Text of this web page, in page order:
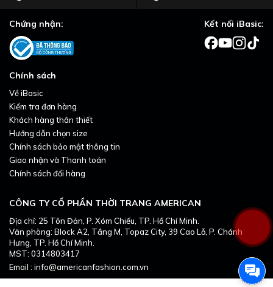
CÔNG TY CỔ PHẦN THỜI TRANG AMERICAN
Địa chỉ: 25 Tôn Đản, P. Xóm Chiếu, TP. Hồ Chí Minh.
Văn phòng: Block A2, Tầng M, Topaz City, 39 Cao Lỗ, P. Chánh
Hưng, TP. Hồ Chí Minh.
MST: 0314803417
Email : info@americanfashion.com.vn
Chính sách
Về iBasic
Kiểm tra đơn hàng
Khách hàng thân thiết
Hướng dẫn chọn size
Chính sách bảo mật thông tin
Giao nhận và Thanh toán
Chính sách đổi hàng
Chứng nhận: Kết nối iBasic: